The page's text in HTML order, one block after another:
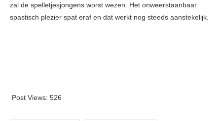
zal de spelletjesjongens worst wezen. Het onweerstaanbaar
spastisch plezier spat eraf en dat werkt nog steeds aanstekelijk.
Post Views: 526